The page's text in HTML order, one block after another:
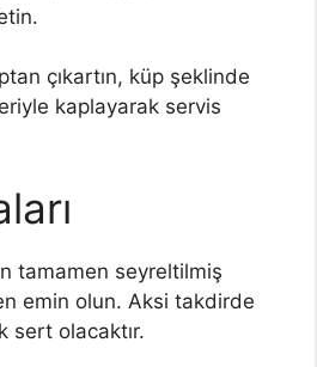
çıkartın, küp şeklinde
kaplayarak servis
tamamen seyreltilmiş
emin olun. Aksi takdirde
sert olacaktır.